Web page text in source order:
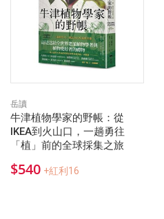
岳讀
牛津植物學家的野帳：從
IKEA到火山口，一趟勇往
「植」前的全球採集之旅
$540 +紅利16